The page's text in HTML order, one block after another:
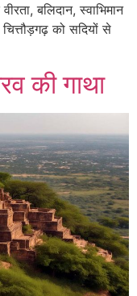
बलिदान, स्वाभिमान
को सदियों से
की गाथा